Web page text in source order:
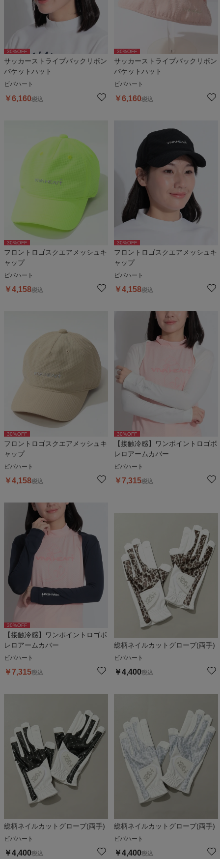
30%OFF
サッカーストライプバックリボン
バケットハット
ビバハート
￥6,160税込
30%OFF
サッカーストライプバックリボン
バケットハット
ビバハート
￥6,160税込
30%OFF
フロントロゴスクエアメッシュキ
ャップ
ビバハート
￥4,158税込
30%OFF
フロントロゴスクエアメッシュキ
ャップ
ビバハート
￥4,158税込
30%OFF
フロントロゴスクエアメッシュキ
ャップ
ビバハート
￥4,158税込
30%OFF
【接触冷感】ワンポイントロゴボ
レロアームカバー
ビバハート
￥7,315税込
30%OFF
【接触冷感】ワンポイントロゴボ
レロアームカバー
ビバハート
￥7,315税込
総柄ネイルカットグローブ(両手)
ビバハート
￥4,400税込
総柄ネイルカットグローブ(両手)
ビバハート
￥4,400税込
総柄ネイルカットグローブ(両手)
ビバハート
￥4,400税込